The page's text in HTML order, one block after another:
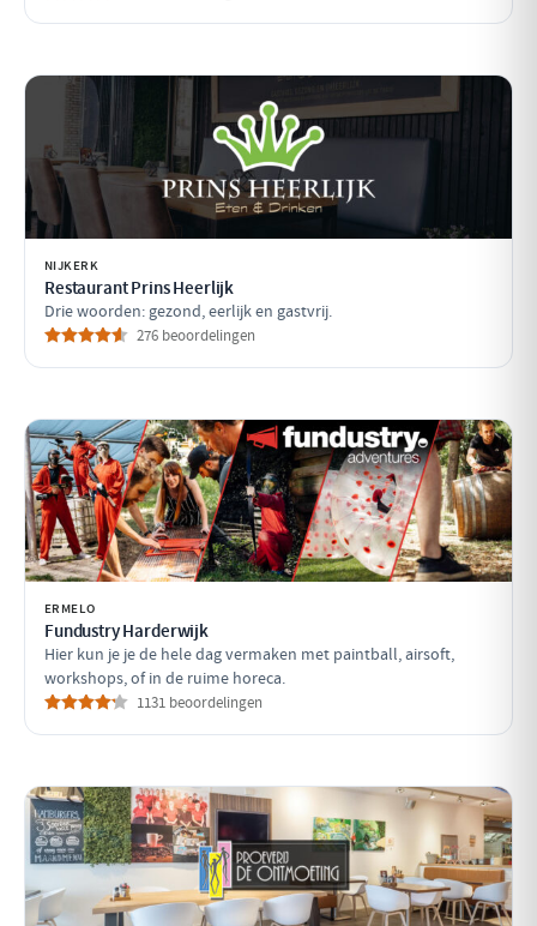
NIJKERK
Restaurant Prins Heerlijk
Drie woorden: gezond, eerlijk en gastvrij.
276 beoordelingen
ERMELO
Fundustry Harderwijk
Hier kun je je de hele dag vermaken met paintball, airsoft,
workshops, of in de ruime horeca.
1131 beoordelingen